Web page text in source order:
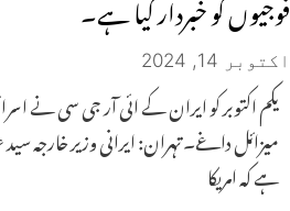
اکتوبر 14, 2024
میزائل داغے۔ تہران: ایرانی وزیر خارجہ
ہے کہ امریکا